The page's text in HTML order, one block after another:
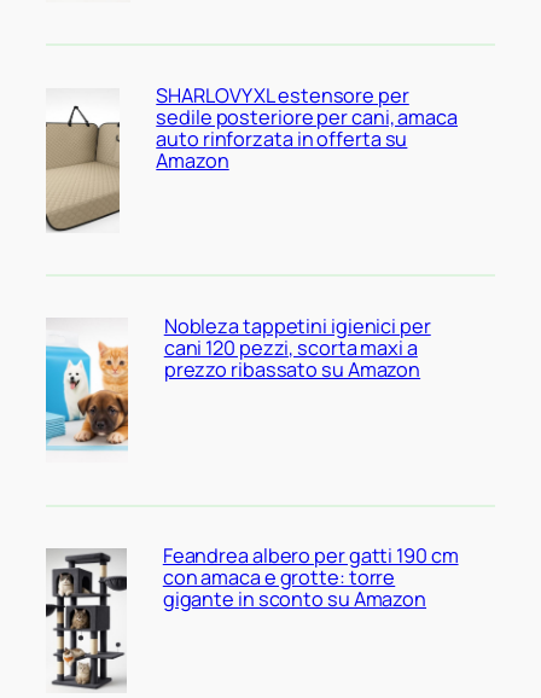
SHARLOVY XL estensore per
sedile posteriore per cani, amaca
auto rinforzata in offerta su
Amazon
Nobleza tappetini igienici per
cani 120 pezzi, scorta maxi a
prezzo ribassato su Amazon
Feandrea albero per gatti 190 cm
con amaca e grotte: torre
gigante in sconto su Amazon